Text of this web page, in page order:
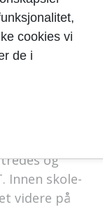
og at en
med
og
Innen skole-
videre på
cookies vi
de i